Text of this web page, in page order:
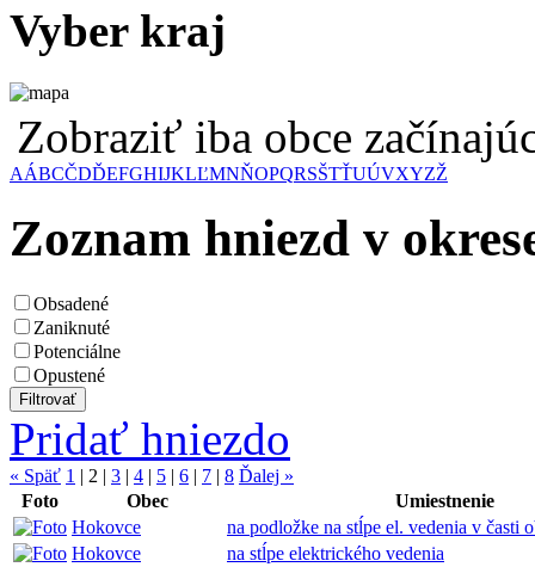
Vyber kraj
Zobraziť iba obce
AÁBCČDĎEFGHIJKLĽMNŇOPQRSŠTŤUÚVXYZŽ
Zoznam hniezd v
Obsadené
Zaniknuté
Potenciálne
Opustené
Pridať hniezdo
« Späť 1 | 2 | 3 | 4 | 5 | 6 | 7 | 8 Ďalej »
Foto
Obec
Umiestnenie
Hokovce
na podložke na stĺpe el. vedenia v časti
Hokovce
na stĺpe elektrického vedenia